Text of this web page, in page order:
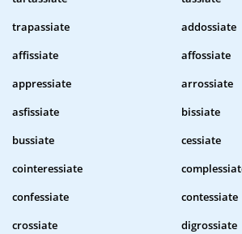
trapassiate
addossiate
affissiate
affossiate
appressiate
arrossiate
asfissiate
bissiate
bussiate
cessiate
cointeressiate
confessiate
contessiate
crossiate
digrossiate